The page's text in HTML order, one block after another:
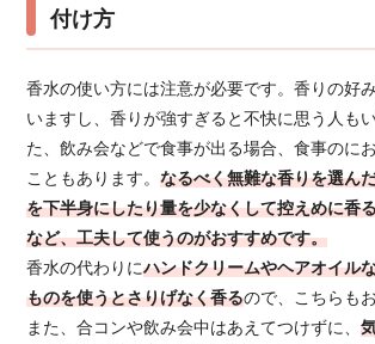
付け方
香水の使い方には注意が必要です。香りの好
いますし、香りが強すぎると不快に思う人も
た、飲み会などで食事が出る場合、食事のに
こともあります。なるべく無難な香りを選ん
を下半身にしたり量を少なくして控えめに香
など、工夫して使うのがおすすめです。
香水の代わりにハンドクリームやヘアオイル
ものを使うとさりげなく香るので、こちらも
また、合コンや飲み会中はあえてつけずに、